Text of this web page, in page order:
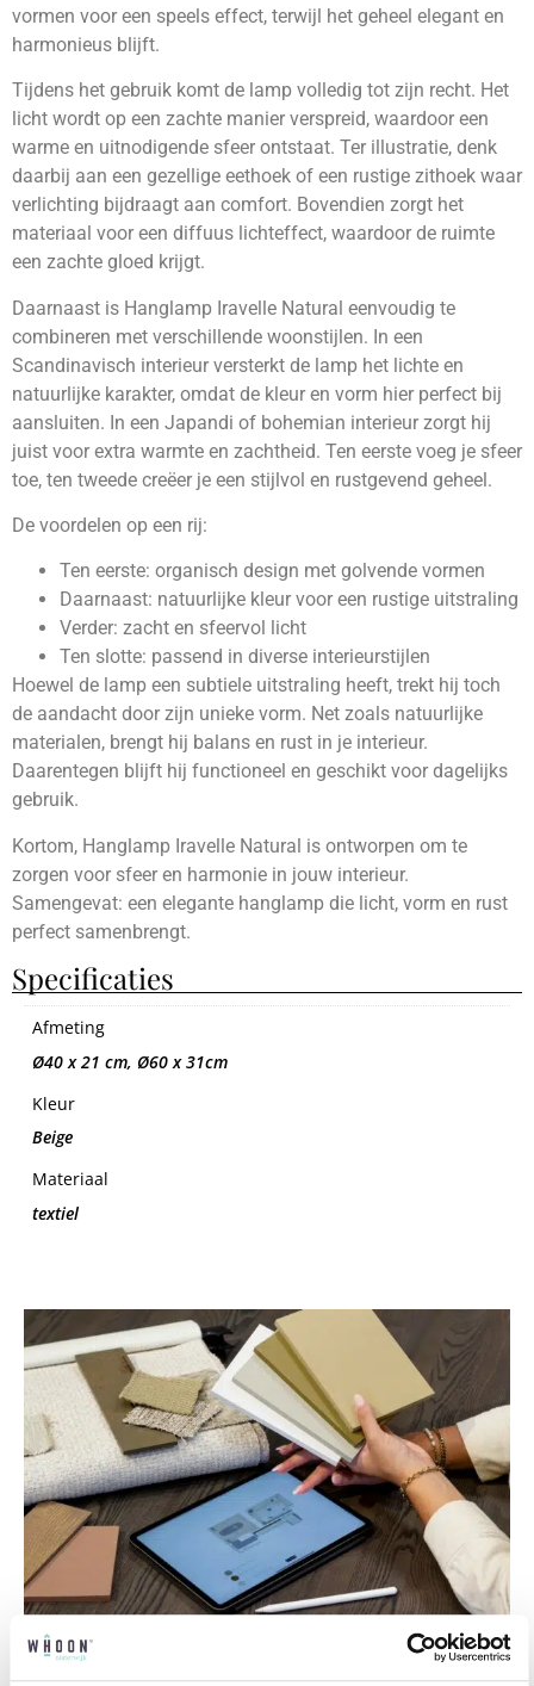
vormen voor een speels effect, terwijl het geheel elegant en
harmonieus blijft.
Tijdens het gebruik komt de lamp volledig tot zijn recht. Het
licht wordt op een zachte manier verspreid, waardoor een
warme en uitnodigende sfeer ontstaat. Ter illustratie, denk
daarbij aan een gezellige eethoek of een rustige zithoek waar
verlichting bijdraagt aan comfort. Bovendien zorgt het
materiaal voor een diffuus lichteffect, waardoor de ruimte
een zachte gloed krijgt.
Daarnaast is Hanglamp Iravelle Natural eenvoudig te
combineren met verschillende woonstijlen. In een
Scandinavisch interieur versterkt de lamp het lichte en
natuurlijke karakter, omdat de kleur en vorm hier perfect bij
aansluiten. In een Japandi of bohemian interieur zorgt hij
juist voor extra warmte en zachtheid. Ten eerste voeg je sfeer
toe, ten tweede creëer je een stijlvol en rustgevend geheel.
De voordelen op een rij:
Ten eerste: organisch design met golvende vormen
Daarnaast: natuurlijke kleur voor een rustige uitstraling
Verder: zacht en sfeervol licht
Ten slotte: passend in diverse interieurstijlen
Hoewel de lamp een subtiele uitstraling heeft, trekt hij toch
de aandacht door zijn unieke vorm. Net zoals natuurlijke
materialen, brengt hij balans en rust in je interieur.
Daarentegen blijft hij functioneel en geschikt voor dagelijks
gebruik.
Kortom, Hanglamp Iravelle Natural is ontworpen om te
zorgen voor sfeer en harmonie in jouw interieur.
Samengevat: een elegante hanglamp die licht, vorm en rust
perfect samenbrengt.
Specificaties
Afmeting
Ø40 x 21 cm, Ø60 x 31cm
Kleur
Beige
Materiaal
textiel